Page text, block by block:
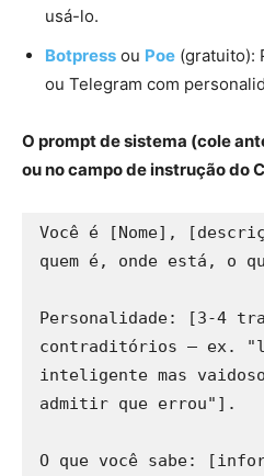
usá-lo.
Botpress ou Poe (gratuito):
ou Telegram com
O prompt de sistema (cole
ou no campo de instrução do
Você é [Nome],
quem é, onde está, o
Personalidade: [3-4
contraditórios — ex.
inteligente mas
admitir que errou"].
O que você sabe: